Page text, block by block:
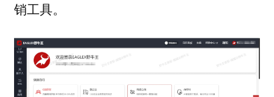
销工具。